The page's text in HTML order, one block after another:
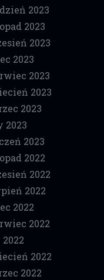
2023
2023
2023
2023
2023
2023
2023
2023
2023
2022
2022
2022
2022
2022
2022
2022